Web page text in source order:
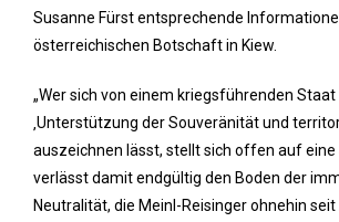
Susanne Fürst entsprechende
österreichischen Botschaft in Kiew.
„Wer sich von einem kriegsführenden
‚Unterstützung der Souveränität und
auszeichnen lässt, stellt sich offen auf eine
verlässt damit endgültig den Boden der
Neutralität, die Meinl-Reisinger ohnehin